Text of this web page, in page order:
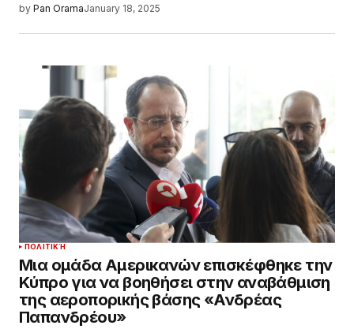
by Pan OramaJanuary 18, 2025
ΠΟΛΙΤΙΚΉ
Μια ομάδα Αμερικανών επισκέφθηκε την
Κύπρο για να βοηθήσει στην αναβάθμιση
της αεροπορικής βάσης «Ανδρέας
Παπανδρέου»